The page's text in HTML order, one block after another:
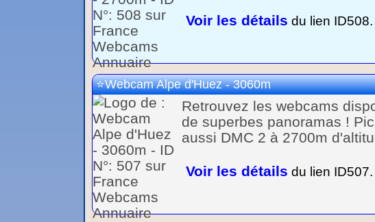
Voir les détails du lien ID508.
Webcam Alpe d'Huez - 3060m
Retrouvez les webcams
de superbes panoramas !
aussi DMC 2 à 2700m
Voir les détails du lien ID507.